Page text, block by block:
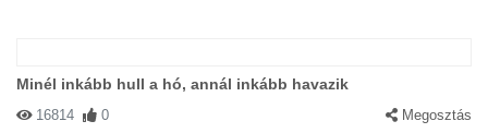
Minél inkább hull a hó, annál inkább havazik
16814 0 Megosztás